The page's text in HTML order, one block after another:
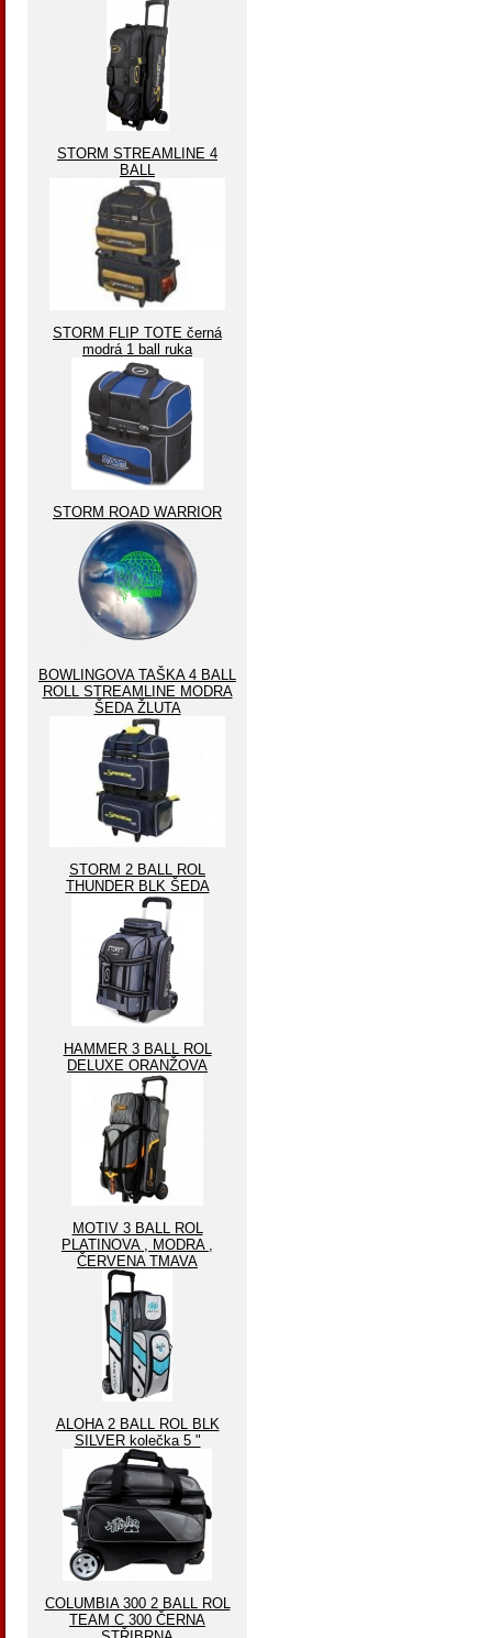
STORM STREAMLINE 4
BALL
STORM FLIP TOTE černá
modrá 1 ball ruka
STORM ROAD WARRIOR
BOWLINGOVA TAŠKA 4 BALL
ROLL STREAMLINE MODRA
ŠEDA ŽLUTA
STORM 2 BALL ROL
THUNDER BLK ŠEDA
HAMMER 3 BALL ROL
DELUXE ORANŽOVA
MOTIV 3 BALL ROL
PLATINOVA , MODRA ,
ČERVENA TMAVA
ALOHA 2 BALL ROL BLK
SILVER kolečka 5 "
COLUMBIA 300 2 BALL ROL
TEAM C 300 ČERNA